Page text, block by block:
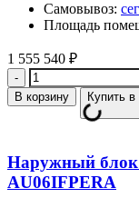
Самовывоз:
Площадь
1 555 540 ₽
Количество
В корзину Купить в
Наружный блок
AU06IFPERA